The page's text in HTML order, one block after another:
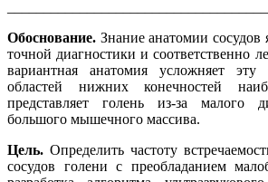
Обоснование. Знание анатомии сосудов
точной диагностики и соответственно
вариантная анатомия усложняет эту
областей нижних конечностей
представляет голень из-за малого
большого мышечного массива.
Цель. Определить частоту
сосудов голени с преобладанием